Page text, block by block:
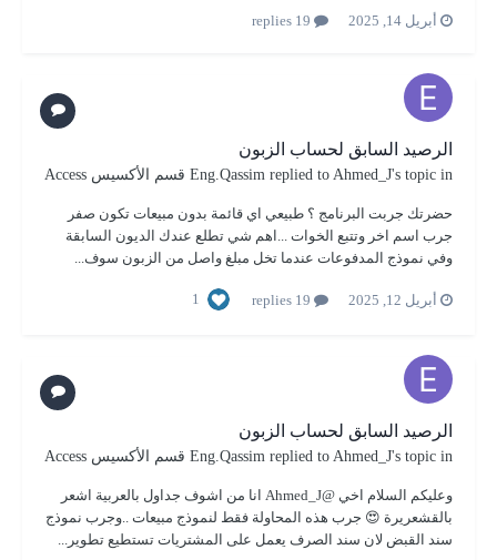
أبريل 14, 2025
الرصيد السابق لحساب الزبون
Eng.Qassim replied to Ahmed_J's topic in قسم الأكسيس Access
حضرتك جربت البرنامج ؟ طبيعي اي قائمة بدون مبيعات تكون صفر
جرب اسم اخر وتتبع الخوات ...اهم شي تطلع عندك الديون السابقة
وفي نموذج المدفوعات عندما تخل مبلغ واصل من الزبون سوف...
أبريل 12, 2025 1
الرصيد السابق لحساب الزبون
Eng.Qassim replied to Ahmed_J's topic in قسم الأكسيس Access
وعليكم السلام اخي @Ahmed_J انا من اشوف جداول بالعربية اشعر
بالقشعريرة 😍 جرب هذه المحاولة فقط لنموذج مبيعات ..وجرب نموذج
سند القبض لان سند الصرف يعمل على المشتريات تستطيع تطوير...